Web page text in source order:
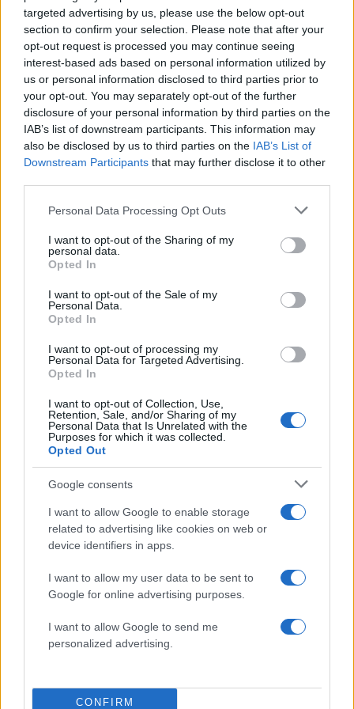
targeted advertising by us, please use the below opt-out
section to confirm your selection. Please note that after your
opt-out request is processed you may continue seeing
interest-based ads based on personal information utilized by
us or personal information disclosed to third parties prior to
your opt-out. You may separately opt-out of the further
disclosure of your personal information by third parties on the
IAB’s list of downstream participants. This information may
also be disclosed by us to third parties on the IAB’s List of
Downstream Participants that may further disclose it to other
Please note that this website/app uses one or more Google
not limited to your visit or usage behaviour. You may click to
grant or deny consent to Google and its third-party tags to
use your data for below specified purposes in below Google
consent section.
Personal Data Processing Opt Outs
I want to opt-out of the Sharing of my
personal data.
Opted In
I want to opt-out of the Sale of my
Personal Data.
Opted In
I want to opt-out of processing my
Personal Data for Targeted Advertising.
Opted In
I want to opt-out of Collection, Use,
Retention, Sale, and/or Sharing of my
Personal Data that Is Unrelated with the
Purposes for which it was collected.
Opted Out
Google consents
I want to allow Google to enable storage
related to advertising like cookies on web or
device identifiers in apps.
I want to allow my user data to be sent to
Google for online advertising purposes.
I want to allow Google to send me
personalized advertising.
CONFIRM
Συγκινεί η Άννα Κανδαράκη: «Με ντροπή,
με ταπεινότητα να αξίζω άραγε τόση
αγάπη;» – Το μήνυμα μετά την
εξομολόγηση για τη μάχη με τον καρκίνο
ΔΙΑΦΗΜΙΣΗ
News
Τατιάνα Στεφανίδου για Άννα Κανδαράκη:
χιλιάδες ασθενείς και οικογένειες»
08.12.2025
Tatiana's Blog
Όταν η αλήθεια γίνεται δύναμη: Η
Κανδαράκη
08.12.2025
Κατερίνα Καινούργιου για Άννα
πολύ στον τρόπο που θα χειριστώ
πολλές καταστάσεις»
Media